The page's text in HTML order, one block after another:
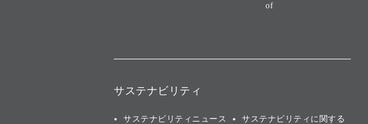
of
サステナビリティ
サステナビリティニュース
サステナビリティに関する